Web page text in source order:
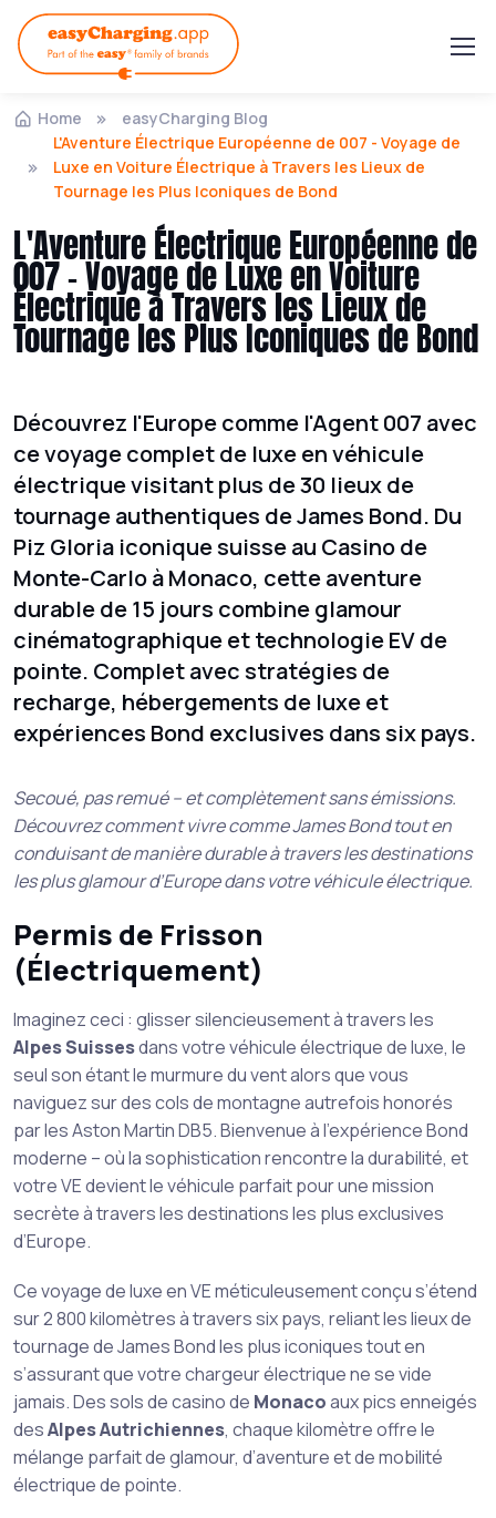
Home
easyCharging Blog
L'Aventure Électrique Européenne de 007 - Voyage de
Luxe en Voiture Électrique à Travers les Lieux de
Tournage les Plus Iconiques de Bond
L'Aventure Électrique Européenne de
007 - Voyage de Luxe en Voiture
Électrique à Travers les Lieux de
Tournage les Plus Iconiques de Bond
Découvrez l'Europe comme l'Agent 007 avec
ce voyage complet de luxe en véhicule
électrique visitant plus de 30 lieux de
tournage authentiques de James Bond. Du
Piz Gloria iconique suisse au Casino de
Monte-Carlo à Monaco, cette aventure
durable de 15 jours combine glamour
cinématographique et technologie EV de
pointe. Complet avec stratégies de
recharge, hébergements de luxe et
expériences Bond exclusives dans six pays.
Secoué, pas remué – et complètement sans émissions.
Découvrez comment vivre comme James Bond tout en
conduisant de manière durable à travers les destinations
les plus glamour d’Europe dans votre véhicule électrique.
Permis de Frisson
(Électriquement)
Imaginez ceci : glisser silencieusement à travers les
Alpes Suissesdans votre véhicule électrique de luxe, le
seul son étant le murmure du vent alors que vous
naviguez sur des cols de montagne autrefois honorés
par les Aston Martin DB5. Bienvenue à l’expérience Bond
moderne – où la sophistication rencontre la durabilité, et
votre VE devient le véhicule parfait pour une mission
secrète à travers les destinations les plus exclusives
d’Europe.
Ce voyage de luxe en VE méticuleusement conçu s’étend
sur 2 800 kilomètres à travers six pays, reliant les lieux de
tournage de James Bond les plus iconiques tout en
s’assurant que votre chargeur électrique ne se vide
jamais. Des sols de casino de Monacoaux pics enneigés
desAlpes Autrichiennes, chaque kilomètre offre le
mélange parfait de glamour, d’aventure et de mobilité
électrique de pointe.